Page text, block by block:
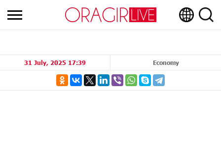
31 July, 2025 17:39 Economy